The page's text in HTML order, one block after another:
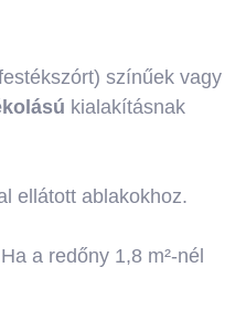
színűek vagy
kialakításnak
ellátott ablakokhoz.
a redőny 1,8 m²-nél